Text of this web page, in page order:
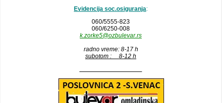
Evidencija soc.osiguranja:
060/5555-823
060/6250-008
k.zorke5@ozbulevar.rs
radno vreme: 8-17 h
subotom : 8-12 h